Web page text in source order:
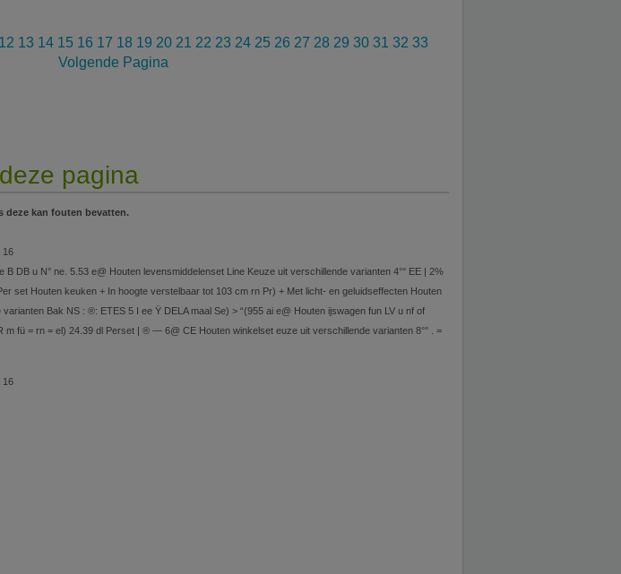
12 13 14 15 16 17 18 19 20 21 22 23 24 25 26 27 28 29 30 31 32 33
Volgende Pagina
pagina
deze kan fouten bevatten.
16
B DB u N° ne. 5.53 e@ Houten levensmiddelenset Line Keuze uit verschillende varianten 4°° EE | 2%
set Houten keuken + In hoogte verstelbaar tot 103 cm rn Pr) + Met licht- en geluidseffecten Houten
Bak NS : ®: ETES 5 I ee Ÿ DELA maal Se) > “(955 ai e@ Houten ijswagen fun LV u nf of
m fü = rn = el) 24.39 dl Perset | ® — 6@ CE Houten winkelset euze uit verschillende varianten 8°° . =
16